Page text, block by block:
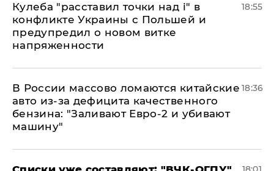
Кулеба "расставил точки над і" в
конфликте Украины с Польшей и
предупредил о новом витке
напряженности
18:55
В России массово ломаются китайские
авто из-за дефицита качественного
бензина: "Заливают Евро-2 и убивают
машину"
18:36